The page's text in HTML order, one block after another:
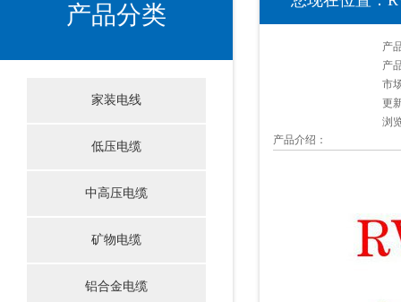
产品分类
家装电线
低压电缆
中高压电缆
矿物电缆
铝合金电缆
产
产
市
更
浏
产品介绍：